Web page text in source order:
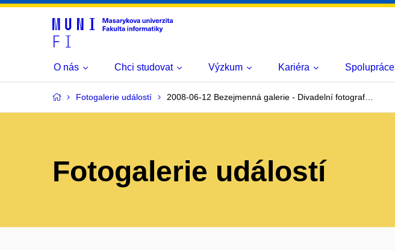
O nás Chci studovat Výzkum Kariéra Spolupráce
Fotogalerie událostí 2008-06-12 Bezejmenná galerie - Divadelní fotograf…
Fotogalerie událostí